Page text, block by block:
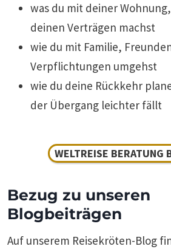
was du mit deiner
deinen Verträgen machst
wie du mit Familie,
Verpflichtungen umgehst
wie du deine Rückkehr
der Übergang leichter fällt
WELTREISE BERATUNG
Bezug zu unseren
Blogbeiträgen
Auf unserem Reisekröten-Blog